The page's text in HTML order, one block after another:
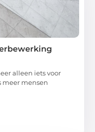
alleen iets voor
meer mensen